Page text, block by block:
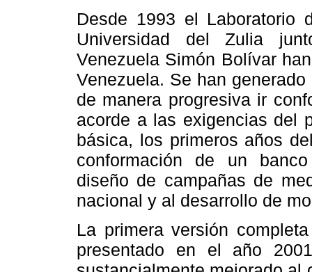
Desde 1993 el Laboratorio
Universidad del Zulia
Venezuela Simón Bolívar
Venezuela. Se han
de manera progresiva ir
acorde a las exigencias del
básica, los primeros años
conformación de un
diseño de campañas de
nacional y al desarrollo de
La primera versión
presentado en el año